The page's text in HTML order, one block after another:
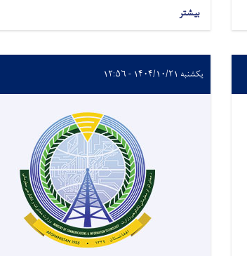
بیشتر
یکشنبه ۱۴۰۴/۱۰/۲۱ - ۱۲:۵۶